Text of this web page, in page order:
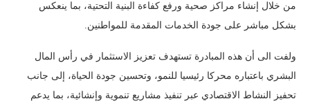
من خلال إنشاء مراكز صحية ورفع كفاءة البنية التحتية، بما ينعكس
بشكل مباشر على جودة الخدمات المقدمة للمواطنين.
ولفت الى أن هذه المبادرة تستهدف تعزيز الاستثمار في رأس المال
البشري باعتباره محركا رئيسيا للنمو، وتحسين جودة الحياة، إلى جانب
تحفيز النشاط الاقتصادي عبر تنفيذ مشاريع تنموية وإنشائية، بما يدعم